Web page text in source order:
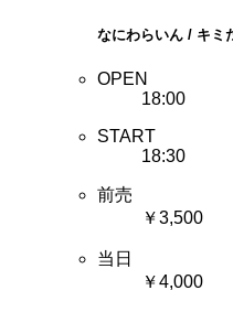
なにわらいん / キミ
OPEN
18:00
START
18:30
前売
￥3,500
当日
￥4,000